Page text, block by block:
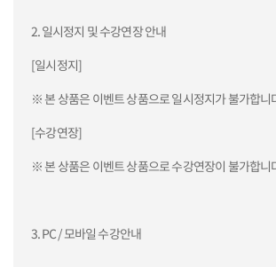
2. 일시정지 및 수강연장 안내
[일시정지]
※ 본 상품은 이벤트 상품으로 일시정지가 불가합니
[수강연장]
※ 본 상품은 이벤트 상품으로 수강연장이 불가합니
3. PC / 모바일 수강안내